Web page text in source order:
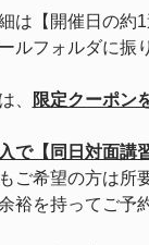
は【開催日の約
ルフォルダに振
、 限定クーポン
で【同日対面講
ご希望の方は所
裕を持ってご予